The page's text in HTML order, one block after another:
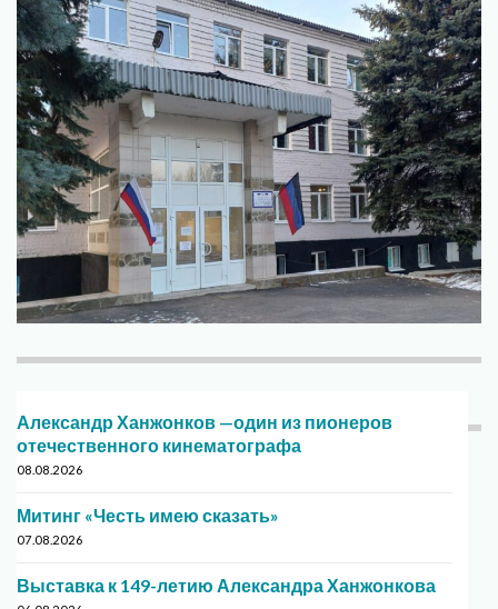
Александр Ханжонков —один из пионеров
отечественного кинематографа
08.08.2026
Митинг «Честь имею сказать»
07.08.2026
Выставка к 149-летию Александра Ханжонкова